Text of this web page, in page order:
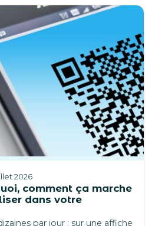
2026
comment ça marche
dans votre
par jour : sur une affiche